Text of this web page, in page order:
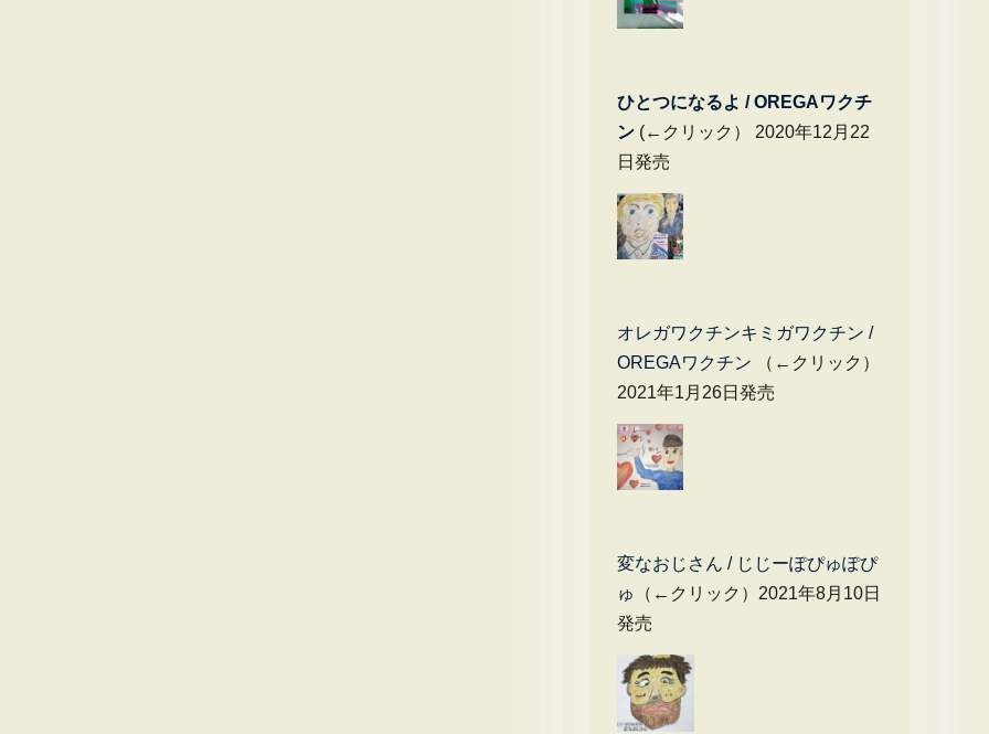
ひとつになるよ / OREGAワクチ
ン (←クリック） 2020年12月22
日発売
オレガワクチンキミガワクチン /
OREGAワクチン （←クリック）
2021年1月26日発売
変なおじさん / じじーぽぴゅぽぴ
ゅ
（←クリック）2021年8月10日
発売